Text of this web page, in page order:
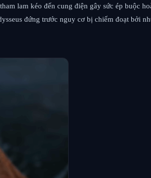
lam kéo đến cung điện gây sức ép buộc
đứng trước nguy cơ bị chiếm đoạt bởi